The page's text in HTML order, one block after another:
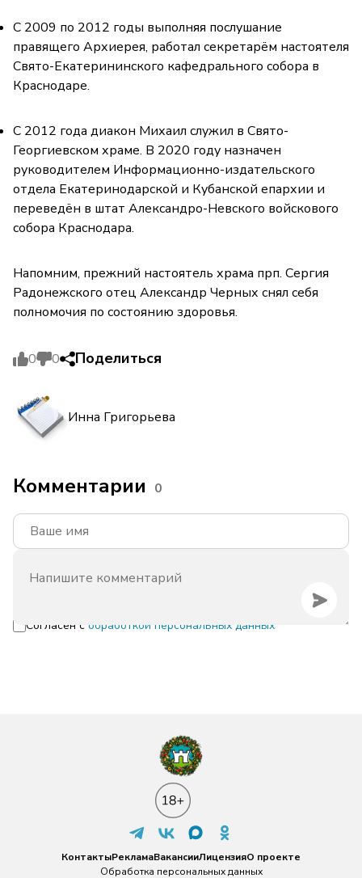
С 2009 по 2012 годы выполняя послушание
правящего Архиерея, работал секретарём настоятеля
Свято-Екатерининского кафедрального собора в
Краснодаре.
С 2012 года диакон Михаил служил в Свято-
Георгиевском храме. В 2020 году назначен
руководителем Информационно-издательского
отдела Екатеринодарской и Кубанской епархии и
переведён в штат Александро-Невского войскового
собора Краснодара.
Напомним, прежний настоятель храма прп. Сергия
Радонежского отец Александр Черных снял себя
полномочия по состоянию здоровья.
0 0 Поделиться
Инна Григорьева
Комментарии 0
Согласен с обработкой персональных данных
КонтактыРекламаВакансииЛицензияО проекте
Обработка персональных данных